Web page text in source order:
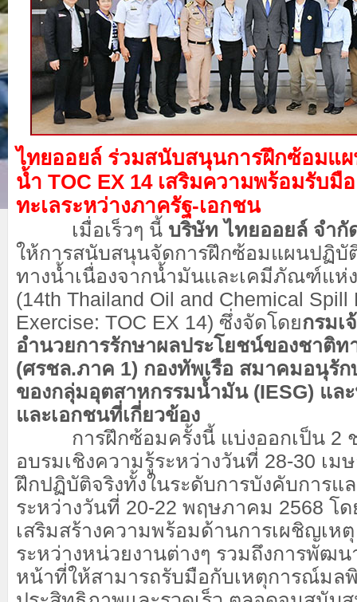
ไทยออยล์ ร่วมสนับสนุนการฝึกซ้อมแ
น้ำ TOC EX 14 เสริมความพร้อมรับมื
ทะเลระหว่างภาครัฐ-เอกชน
เมื่อเร็วๆ นี้ บริษัท ไทยออยล์ จำ
ให้การสนับสนุนจัดการฝึกซ้อมแผนปฏิบั
ทางน้ำเนื่องจากน้ำมันและเคมีภัณฑ์แห่
(14th Thailand Oil and Chemical Spill
Exercise: TOC EX 14) ซึ่งจัดโดยกรมเ
อำนวยการรักษาผลประโยชน์ของชาติท
(ศรชล.ภาค 1) กองทัพเรือ สมาคมอนุรั
ของกลุ่มอุตสาหกรรมน้ำมัน (IESG) แล
และเอกชนที่เกี่ยวข้อง
การฝึกซ้อมครั้งนี้ แบ่งออกเป็น 2 ช่
อบรมเชิงความรู้ระหว่างวันที่ 28-30 เม
ฝึกปฏิบัติจริงทั้งในระดับการบังคับการแ
ระหว่างวันที่ 20-22 พฤษภาคม 2568 โ
เสริมสร้างความพร้อมด้านการเผชิญเห
ระหว่างหน่วยงานต่างๆ รวมถึงการพัฒ
หน้าที่ให้สามารถรับมือกับเหตุการณ์มล